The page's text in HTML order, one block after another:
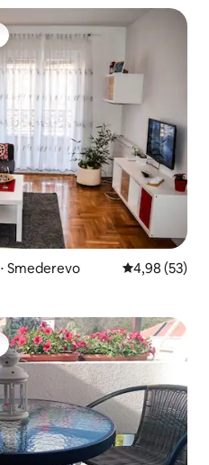
plus appréciés
Smederevo Évaluation
4,98 (53)
plus appréciés